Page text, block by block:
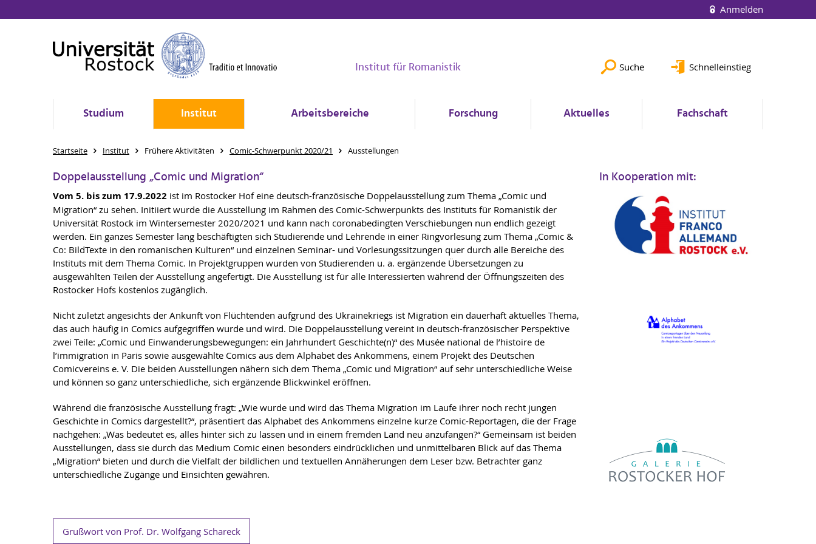
Anmelden
Institut für Romanistik Suche Schnelleinstieg
Studium Institut Arbeitsbereiche Forschung Aktuelles Fachschaft
Startseite Institut Frühere Aktivitäten Comic-Schwerpunkt 2020/21 Ausstellungen
Doppelausstellung „Comic und Migration“
Vom 5. bis zum 17.9.2022 ist im Rostocker Hof eine deutsch-französische Doppelausstellung zum Thema „Comic und
Migration“ zu sehen. Initiiert wurde die Ausstellung im Rahmen des Comic-Schwerpunkts des Instituts für Romanistik der
Universität Rostock im Wintersemester 2020/2021 und kann nach coronabedingten Verschiebungen nun endlich gezeigt
werden. Ein ganzes Semester lang beschäftigten sich Studierende und Lehrende in einer Ringvorlesung zum Thema „Comic &
Co: BildTexte in den romanischen Kulturen“ und einzelnen Seminar- und Vorlesungssitzungen quer durch alle Bereiche des
Instituts mit dem Thema Comic. In Projektgruppen wurden von Studierenden u. a. ergänzende Übersetzungen zu
ausgewählten Teilen der Ausstellung angefertigt. Die Ausstellung ist für alle Interessierten während der Öffnungszeiten des
Rostocker Hofs kostenlos zugänglich.
Nicht zuletzt angesichts der Ankunft von Flüchtenden aufgrund des Ukrainekriegs ist Migration ein dauerhaft aktuelles Thema,
das auch häufig in Comics aufgegriffen wurde und wird. Die Doppelausstellung vereint in deutsch-französischer Perspektive
zwei Teile: „Comic und Einwanderungsbewegungen: ein Jahrhundert Geschichte(n)“ des Musée national de l’histoire de
l’immigration in Paris sowie ausgewählte Comics aus dem Alphabet des Ankommens, einem Projekt des Deutschen
Comicvereins e. V. Die beiden Ausstellungen nähern sich dem Thema „Comic und Migration“ auf sehr unterschiedliche Weise
und können so ganz unterschiedliche, sich ergänzende Blickwinkel eröffnen.
Während die französische Ausstellung fragt: „Wie wurde und wird das Thema Migration im Laufe ihrer noch recht jungen
Geschichte in Comics dargestellt?“, präsentiert das Alphabet des Ankommens einzelne kurze Comic-Reportagen, die der Frage
nachgehen: „Was bedeutet es, alles hinter sich zu lassen und in einem fremden Land neu anzufangen?“ Gemeinsam ist beiden
Ausstellungen, dass sie durch das Medium Comic einen besonders eindrücklichen und unmittelbaren Blick auf das Thema
„Migration“ bieten und durch die Vielfalt der bildlichen und textuellen Annäherungen dem Leser bzw. Betrachter ganz
unterschiedliche Zugänge und Einsichten gewähren.
Grußwort von Prof. Dr. Wolfgang Schareck
In Kooperation mit: